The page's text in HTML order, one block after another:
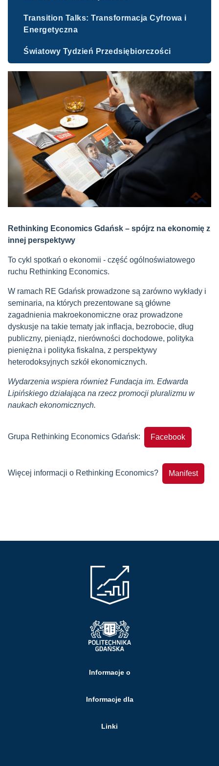
Transition Talks: Transformacja Cyfrowa i
Energetyczna
Światowy Tydzień Przedsiębiorczości
Rethinking Economics Gdańsk – spójrz na ekonomię z
innej perspektywy
To cykl spotkań o ekonomii - część ogólnoświatowego
ruchu Rethinking Economics.
W ramach RE Gdańsk prowadzone są zarówno wykłady i
seminaria, na których prezentowane są główne
zagadnienia makroekonomiczne oraz prowadzone
dyskusje na takie tematy jak inflacja, bezrobocie, dług
publiczny, pieniądz, nierówności dochodowe, polityka
pieniężna i polityka fiskalna, z perspektywy
heterodoksyjnych szkół ekonomicznych.
Wydarzenia wspiera również Fundacja im. Edwarda
Lipińskiego działająca na rzecz promocji pluralizmu w
naukach ekonomicznych.
Grupa Rethinking Economics Gdańsk: Facebook
Więcej informacji o Rethinking Economics? Manifest
Informacje o
Informacje dla
Linki